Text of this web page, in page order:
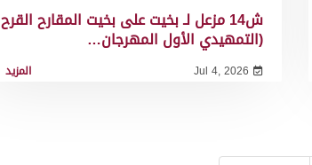
ش14 مزعل لـ بخيت على بخيت المقارح القرح
(التمهيدي الأول المهرجان…
Jul 4, 2026 المزيد